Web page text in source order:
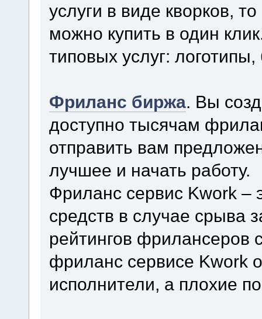
услуги в виде кворков,
можно купить в один
типовых услуг:
Фриланс биржа. Вы
доступно тысячам
отправить вам
лучшее и начать работу.
Фриланс сервис Kwork –
средств в случае срыва
рейтингов фрилансеров
фриланс сервисе Kwork
исполнители, а плохие